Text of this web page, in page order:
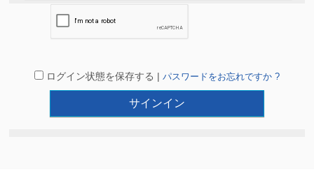
ログイン状態を保存する | パスワードをお忘れですか ?